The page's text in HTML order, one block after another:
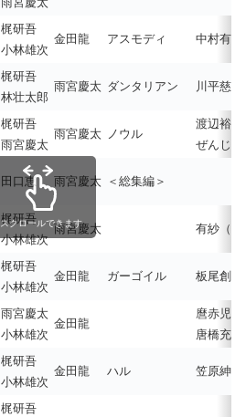
梶研吾
小林雄次
金田龍 アスモディ 中村有
梶研吾
林壮太郎
雨宮慶太 ダンタリアン 川平慈
梶研吾
雨宮慶太
雨宮慶太 ノウル
渡辺裕
ぜんじ
田口恵 雨宮慶太 ＜総集編＞
梶研吾
小林雄次
雨宮慶太 有紗（静
梶研吾
小林雄次
金田龍 ガーゴイル 板尾創
雨宮慶太
小林雄次
金田龍
麿赤児
唐橋充？
梶研吾
小林雄次
金田龍 ハル 笠原紳
梶研吾
スクロールできます